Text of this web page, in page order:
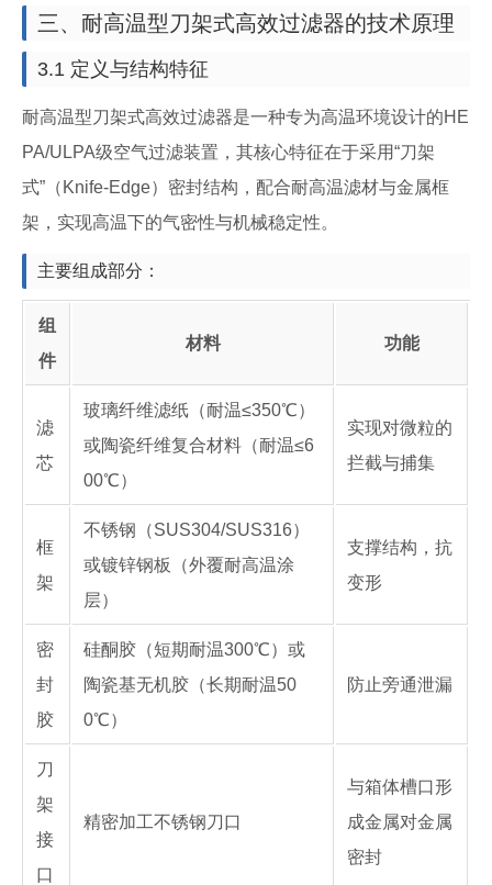
三、耐高温型刀架式高效过滤器的技术原理
3.1 定义与结构特征
耐高温型刀架式高效过滤器是一种专为高温环境设计的HE
PA/ULPA级空气过滤装置，其核心特征在于采用“刀架
式”（Knife-Edge）密封结构，配合耐高温滤材与金属框
架，实现高温下的气密性与机械稳定性。
主要组成部分：
组
件
材料 功能
滤
芯
玻璃纤维滤纸（耐温≤350℃）
或陶瓷纤维复合材料（耐温≤6
00℃）
实现对微粒的
拦截与捕集
框
架
不锈钢（SUS304/SUS316）
或镀锌钢板（外覆耐高温涂
层）
支撑结构，抗
变形
密
封
胶
硅酮胶（短期耐温300℃）或
陶瓷基无机胶（长期耐温50
0℃）
防止旁通泄漏
刀
架
接
口
精密加工不锈钢刀口
与箱体槽口形
成金属对金属
密封